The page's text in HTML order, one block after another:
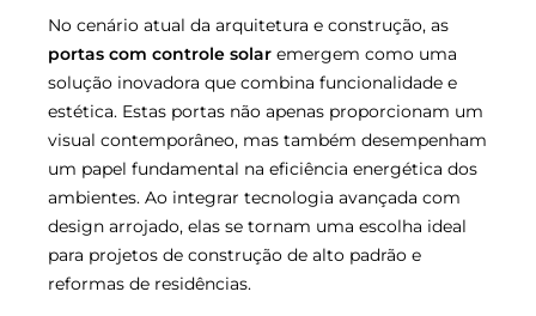
No cenário atual da arquitetura e construção, as
portas com controle solar emergem como uma
solução inovadora que combina funcionalidade e
estética. Estas portas não apenas proporcionam um
visual contemporâneo, mas também desempenham
um papel fundamental na eficiência energética dos
ambientes. Ao integrar tecnologia avançada com
design arrojado, elas se tornam uma escolha ideal
para projetos de construção de alto padrão e
reformas de residências.